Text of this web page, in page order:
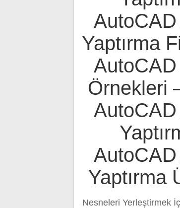
Yaptırma
Örnekleri
Yaptırma
Nesneleri Yerleştirmek